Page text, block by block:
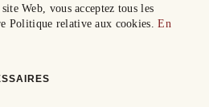
Web, vous acceptez tous les
Politique relative aux cookies.En